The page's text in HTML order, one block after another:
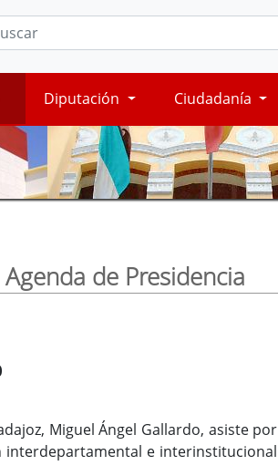
Diputación Ciudadanía
Agenda de Presidencia
Miguel Ángel Gallardo, asiste por
e interinstitucional